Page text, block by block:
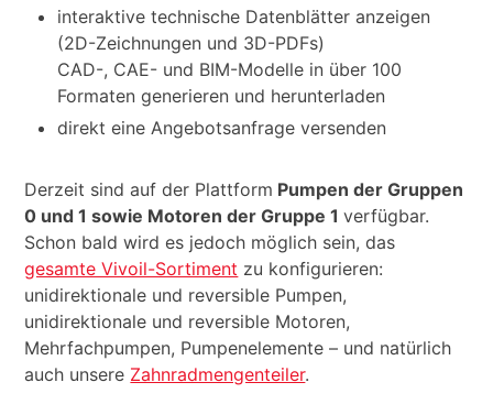
interaktive technische Datenblätter anzeigen
(2D-Zeichnungen und 3D-PDFs)
CAD-, CAE- und BIM-Modelle in über 100
Formaten generieren und herunterladen
direkt eine Angebotsanfrage versenden
Derzeit sind auf der Plattform Pumpen der Gruppen
0 und 1 sowie Motoren der Gruppe 1verfügbar.
Schon bald wird es jedoch möglich sein, das
gesamte Vivoil-Sortiment zu konfigurieren:
unidirektionale und reversible Pumpen,
unidirektionale und reversible Motoren,
Mehrfachpumpen, Pumpenelemente – und natürlich
auch unsere Zahnradmengenteiler.